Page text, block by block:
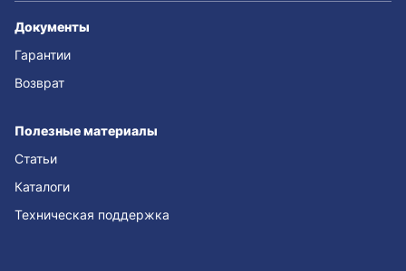
Документы
Гарантии
Возврат
Полезные материалы
Статьи
Каталоги
Техническая поддержка